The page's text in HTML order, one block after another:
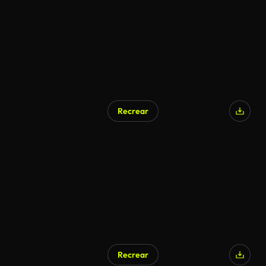
Recrear
Recrear